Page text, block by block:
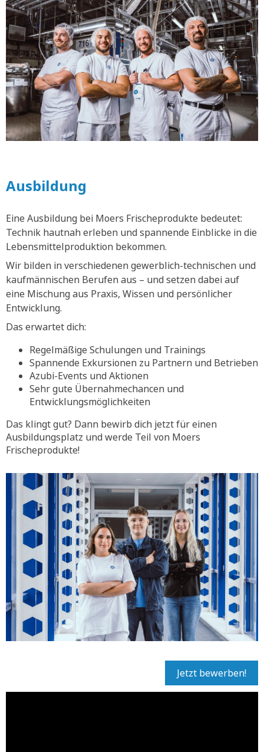
Ausbildung
Eine Ausbildung bei Moers Frischeprodukte bedeutet:
Technik hautnah erleben und spannende Einblicke in die
Lebensmittelproduktion bekommen.
Wir bilden in verschiedenen gewerblich-technischen und
kaufmännischen Berufen aus – und setzen dabei auf
eine Mischung aus Praxis, Wissen und persönlicher
Entwicklung.
Das erwartet dich:
Regelmäßige Schulungen und Trainings
Spannende Exkursionen zu Partnern und Betrieben
Azubi-Events und Aktionen
Sehr gute Übernahmechancen und
Entwicklungsmöglichkeiten
Das klingt gut? Dann bewirb dich jetzt für einen
Ausbildungsplatz und werde Teil von Moers
Frischeprodukte!
Jetzt bewerben!